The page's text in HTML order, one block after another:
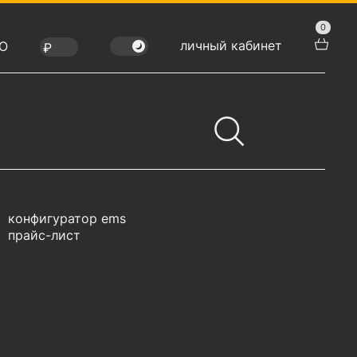
личный кабинет
0
конфигуратор ems
прайс-лист